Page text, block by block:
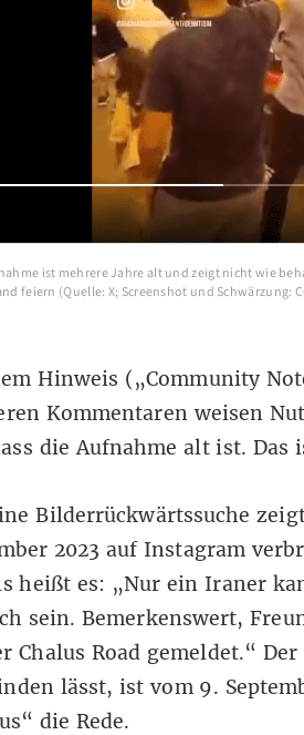
ist mehrere Jahre alt und zeigt nicht wie
feiern (Quelle: X; Screenshot und Schwärzung:
Hinweis („Community
Kommentaren weisen
die Aufnahme alt ist. Das
Bilderrückwärtssuche
2023 auf Instagram
heißt es: „Nur ein Iraner
sein. Bemerkenswert,
Chalus Road gemeldet.“
lässt, ist vom 9.
die Rede.